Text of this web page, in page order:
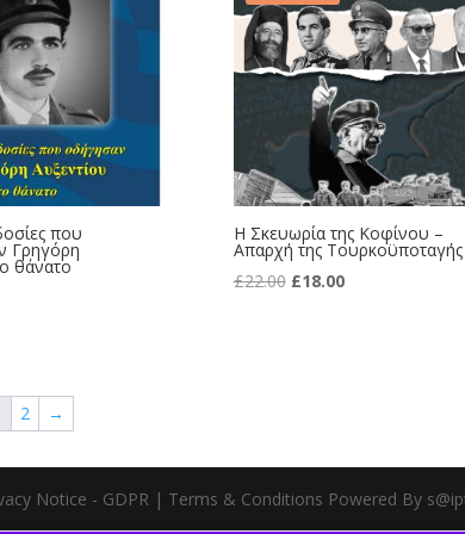
που
Γρηγόρη
θάνατο
Η Σκευωρία της Κοφίνου –
Απαρχή της Τουρκοϋποταγής
£22.00 Original
£18.00Current
2 →
Notice - GDPR | Terms & Conditions Powered By